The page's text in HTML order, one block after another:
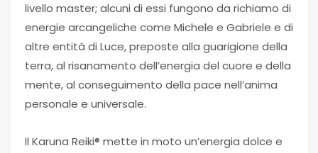
livello master; alcuni di essi fungono da richiamo di
energie arcangeliche come Michele e Gabriele e di
altre entità di Luce, preposte alla guarigione della
terra, al risanamento dell’energia del cuore e della
mente, al conseguimento della pace nell’anima
personale e universale.
Il Karuna Reiki® mette in moto un’energia dolce e